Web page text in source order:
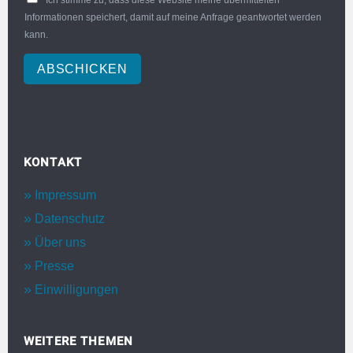
Informationen speichert, damit auf meine Anfrage geantwortet werden
kann.
ABSCHICKEN
KONTAKT
Impressum
Datenschutz
Über uns
Presse
Einwilligungen
WEITERE THEMEN